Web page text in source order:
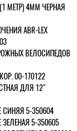
МЕТР) 4ММ ЧЕРНАЯ
ABR-LEX
ВЕЛОСИПЕДОВ
00-170122
ДЛЯ 12"
СИНЯЯ 5-350604
5-350605